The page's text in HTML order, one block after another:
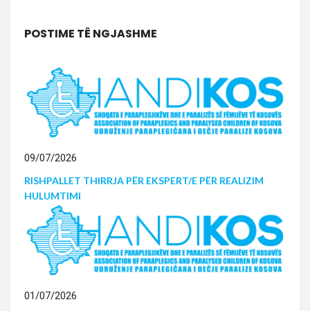
POSTIME TË NGJASHME
09/07/2026
RISHPALLET THIRRJA PËR EKSPERT/E PËR REALIZIM
HULUMTIMI
01/07/2026